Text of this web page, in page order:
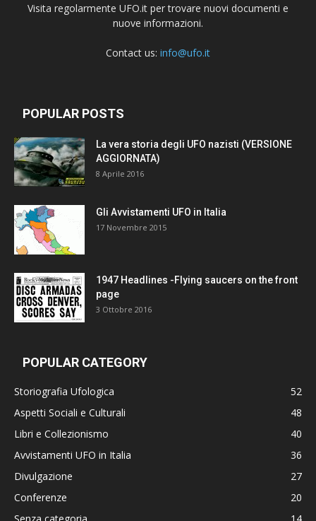
Visita regolarmente UFO.it per trovare nuovi documenti e
nuove informazioni.
Contact us: info@ufo.it
POPULAR POSTS
La vera storia degli UFO nazisti (VERSIONE
AGGIORNATA)
8 Aprile 2016
Gli Avvistamenti UFO in Italia
17 Novembre 2015
1947 Headlines -Flying saucers on the front
page
3 Ottobre 2016
POPULAR CATEGORY
Storiografia Ufologica
52
Aspetti Sociali e Culturali
48
Libri e Collezionismo
40
Avvistamenti UFO in Italia
36
Divulgazione
27
Conferenze
20
Senza categoria
14